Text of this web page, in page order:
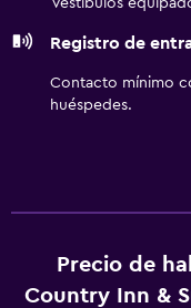
al gimnasio y al
sin la supervisión de
Vestíbulos
Registro de
Contacto mínimo
huéspedes.
Precio de
Country Inn &